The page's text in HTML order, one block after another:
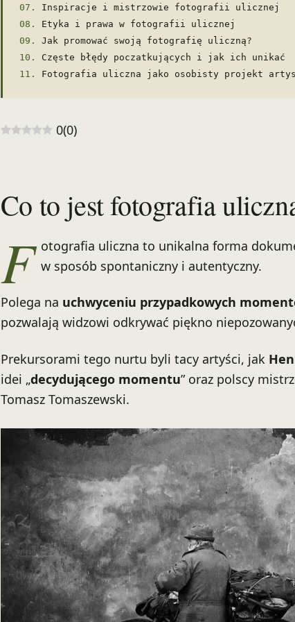
Inspiracje i mistrzowie fotografii ulicznej
Etyka i prawa w fotografii ulicznej
Jak promować swoją fotografię uliczną?
Częste błędy poczatkujących i jak ich unikać
Fotografia uliczna jako osobisty projekt
0(0)
Co to jest fotografia
F otografia uliczna to unikalna forma
w sposób spontaniczny i autentyczny.
Polega na uchwyceniu przypadkowych
pozwalają widzowi odkrywać piękno
Prekursorami tego nurtu byli tacy artyści, jak
idei „decydującego momentu” oraz polscy
Tomasz Tomaszewski.